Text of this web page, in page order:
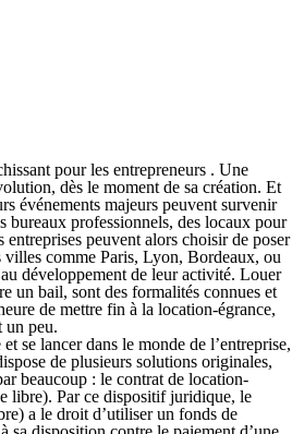
pour les entrepreneurs . Une
dès le moment de sa création. Et
événements majeurs peuvent survenir
bureaux professionnels, des locaux pour
entreprises peuvent alors choisir de poser
villes comme Paris, Lyon, Bordeaux, ou
développement de leur activité. Louer
un bail, sont des formalités connues et
de mettre fin à la location-égrance,
un peu.
se lancer dans le monde de l’entreprise,
de plusieurs solutions originales,
beaucoup : le contrat de location-
libre). Par ce dispositif juridique, le
a le droit d’utiliser un fonds de